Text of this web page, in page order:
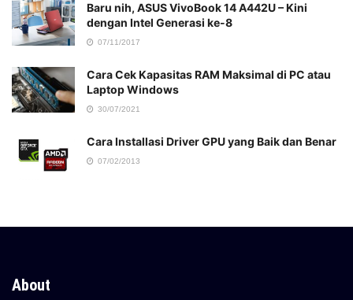
Baru nih, ASUS VivoBook 14 A442U – Kini
dengan Intel Generasi ke-8
07/11/2017
Cara Cek Kapasitas RAM Maksimal di PC atau
Laptop Windows
30/07/2021
Cara Installasi Driver GPU yang Baik dan Benar
07/02/2013
About